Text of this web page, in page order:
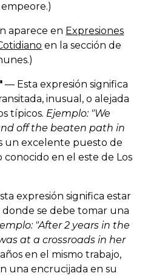
aparece en Expresiones
en la sección de
— Esta expresión significa
inusual, o alejada
típicos. Ejemplo: "We
off the beaten path in
un excelente puesto de
en el este de Los
expresión significa estar
se debe tomar una
"After 2 years in the
at a crossroads in her
en el mismo trabajo,
una encrucijada en su